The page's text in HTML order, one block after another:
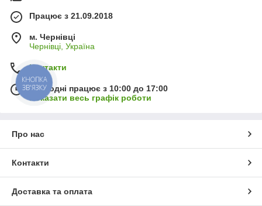
Працює з 21.09.2018
м. Чернівці
Чернівці, Україна
Контакти
Сьогодні працює з 10:00 до 17:00
Показати весь графік роботи
Про нас
Контакти
Доставка та оплата
КНОПКА
ЗВ'ЯЗКУ